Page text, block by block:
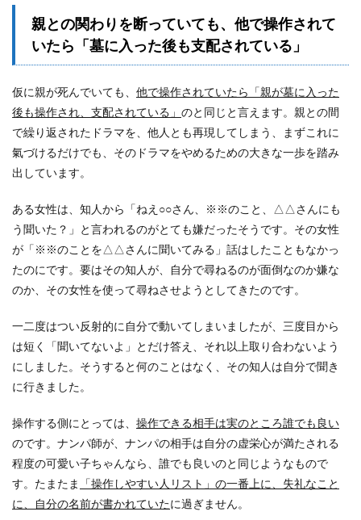
親との関わりを断っていても、他で操作されて
いたら「墓に入った後も支配されている」
仮に親が死んでいても、 他で操作されていたら「親が墓に入った
後も操作され、支配されている」 のと同じと言えます。親との間
で繰り返されたドラマを、他人とも再現してしまう、まずこれに
氣づけるだけでも、そのドラマをやめるための大きな一歩を踏み
出しています。
ある女性は、知人から「ねえ○○さん、※※のこと、△△さんにも
う聞いた？」と言われるのがとても嫌だったそうです。その女性
が「※※のことを△△さんに聞いてみる」話はしたこともなかっ
たのにです。要はその知人が、自分で尋ねるのが面倒なのか嫌な
のか、その女性を使って尋ねさせようとしてきたのです。
一二度はつい反射的に自分で動いてしまいましたが、三度目から
は短く「聞いてないよ」とだけ答え、それ以上取り合わないよう
にしました。そうすると何のことはなく、その知人は自分で聞き
に行きました。
操作する側にとっては、 操作できる相手は実のところ誰でも良い
のです。ナンパ師が、ナンパの相手は自分の虚栄心が満たされる
程度の可愛い子ちゃんなら、誰でも良いのと同じようなもので
す。たまたま
「操作しやすい人リスト」の一番上に、失礼なこと
に、自分の名前が書かれていたに過ぎません。